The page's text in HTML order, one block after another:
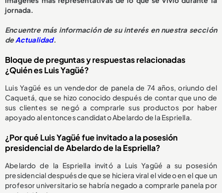
jornada.
Encuentre más información de su interés en nuestra sección
deActualidad.
Bloque de preguntas y respuestas relacionadas
¿Quién es Luis Yagüé?
Luis Yagüé es un vendedor de panela de 74 años, oriundo del
Caquetá, que se hizo conocido después de contar que uno de
sus clientes se negó a comprarle sus productos por haber
apoyado al entonces candidato Abelardo de la Espriella.
¿Por qué Luis Yagüé fue invitado a la posesión
presidencial de Abelardo de la Espriella?
Abelardo de la Espriella invitó a Luis Yagüé a su posesión
presidencial después de que se hiciera viral el video en el que un
profesor universitario se habría negado a comprarle panela por